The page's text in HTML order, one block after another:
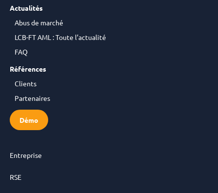
Actualités
Abus de marché
LCB-FT AML : Toute l’actualité
FAQ
Références
Clients
Partenaires
Démo
Entreprise
RSE